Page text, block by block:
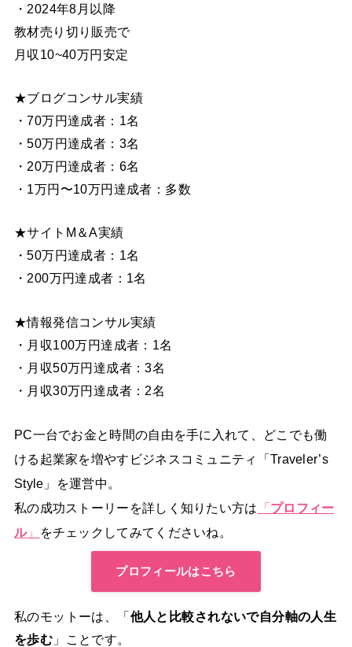
・2024年8月以降
教材売り切り販売で
月収10~40万円安定
★ブログコンサル実績
・70万円達成者：1名
・50万円達成者：3名
・20万円達成者：6名
・1万円〜10万円達成者：多数
★サイトM＆A実績
・50万円達成者：1名
・200万円達成者：1名
★情報発信コンサル実績
・月収100万円達成者：1名
・月収50万円達成者：3名
・月収30万円達成者：2名
PC一台でお金と時間の自由を手に入れて、どこでも働
ける起業家を増やすビジネスコミュニティ「Traveler’s
Style」を運営中。
私の成功ストーリーを詳しく知りたい方は 「プロフィー
ル」 をチェックしてみてくださいね。
プロフィールはこちら
私のモットーは、「他人と比較されないで自分軸の人生
を歩む 」ことです。